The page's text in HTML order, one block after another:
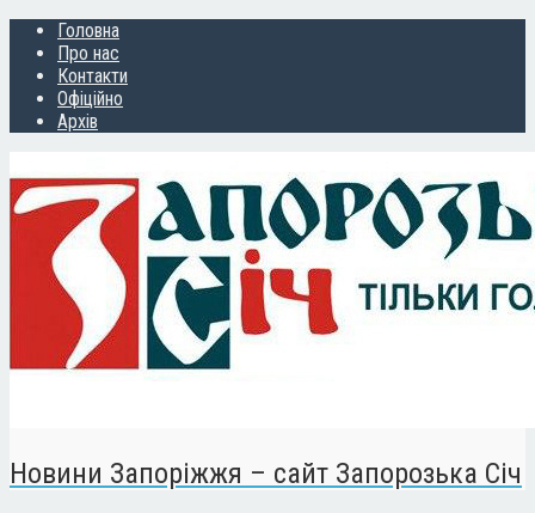
Головна
Про нас
Контакти
Офіційно
Архів
Новини Запоріжжя – сайт Запорозька Січ